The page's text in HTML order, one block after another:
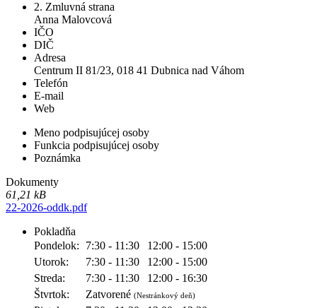
2. Zmluvná strana
Anna Malovcová
IČO
DIČ
Adresa
Centrum II 81/23, 018 41 Dubnica nad Váhom
Telefón
E-mail
Web
Meno podpisujúcej osoby
Funkcia podpisujúcej osoby
Poznámka
Dokumenty
61,21 kB
22-2026-oddk.pdf
Pokladňa
Pondelok:
7:30 - 11:30
12:00 - 15:00
Utorok:
7:30 - 11:30
12:00 - 15:00
Streda:
7:30 - 11:30
12:00 - 16:30
Štvrtok:
Zatvorené (Nestránkový deň)